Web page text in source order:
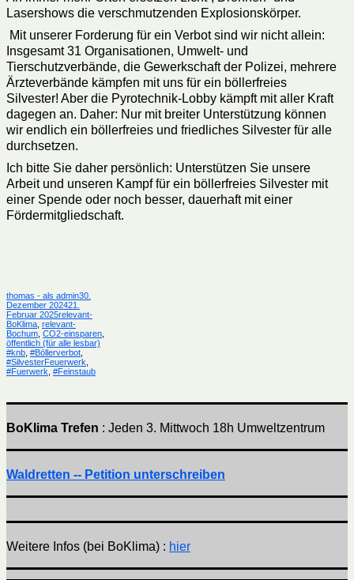
Lasershows die verschmutzenden Explosionskörper.
Mit unserer Forderung für ein Verbot sind wir nicht allein:
Insgesamt 31 Organisationen, Umwelt- und
Tierschutzverbände, die Gewerkschaft der Polizei, mehrere
Ärzteverbände kämpfen mit uns für ein böllerfreies
Silvester! Aber die Pyrotechnik-Lobby kämpft mit aller Kraft
dagegen an. Daher: Nur mit breiter Unterstützung können
wir endlich ein böllerfreies und friedliches Silvester für alle
durchsetzen.
Ich bitte Sie daher persönlich: Unterstützen Sie unsere
Arbeit und unseren Kampf für ein böllerfreies Silvester mit
einer Spende oder noch besser, dauerhaft mit einer
Fördermitgliedschaft.
Autor
thomas - als adminVeröffentlicht
30.
Dezember 202421.
Februar 2025Kategorien
relevant-
BoKlima relevant-
Bochum CO2-einsparen
öffentlich (für alle lesbar)
#knb #Böllerverbot
#SilvesterFeuerwerk
#Fuerwerk #Feinstaub
BoKlima Trefen : Jeden 3. Mittwoch 18h Umweltzentrum
Waldretten -- Petition unterschreiben
Weitere Infos (bei BoKlima) : hier